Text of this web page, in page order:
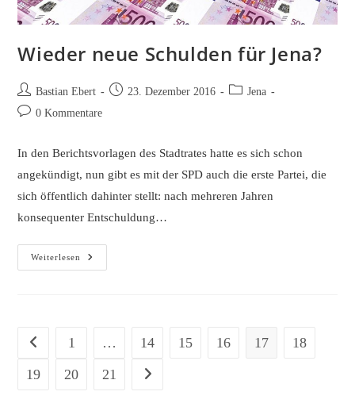
Wieder neue Schulden für Jena?
Beitrags-
Autor:
Bastian Ebert
Beitrag23. Dezember 2016
Beitrags-
Jena
Beitrags-0 Kommentare
In den Berichtsvorlagen des Stadtrates hatte es sich schon
angekündigt, nun gibt es mit der SPD auch die erste Partei, die
sich öffentlich dahinter stellt: nach mehreren Jahren
konsequenter Entschuldung…
Weiterlesen
Wieder
Neue
Zur vorherigen Seite
1 … 14 15 16 17
18
19
20 21 Zur nächsten Seite